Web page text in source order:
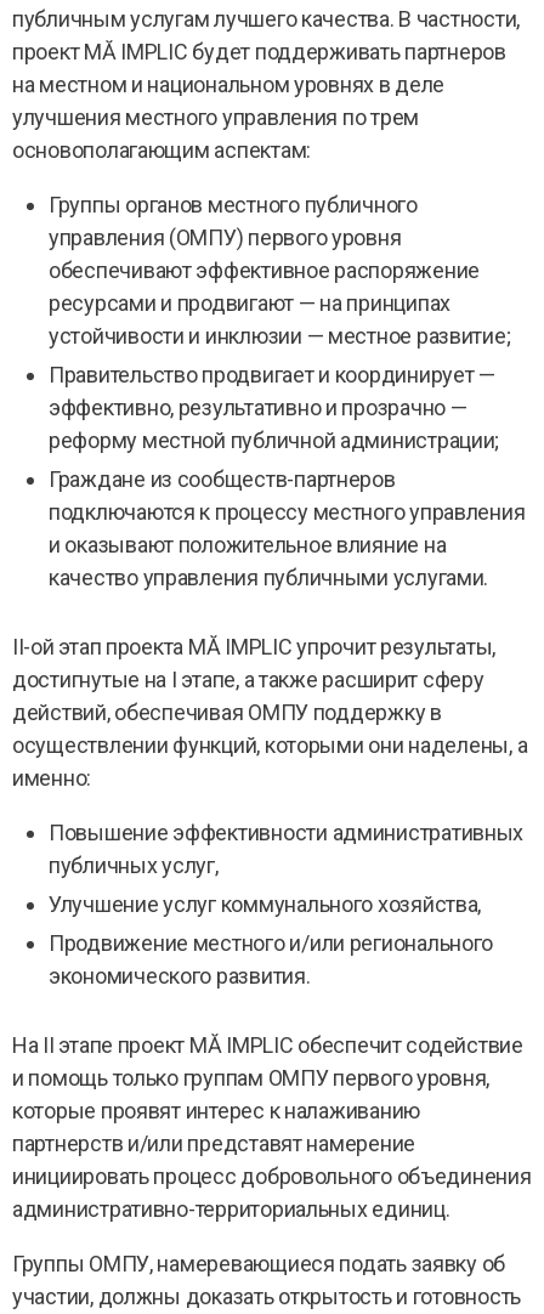
публичным услугам лучшего качества. В частности,
проект MĂ IMPLIC будет поддерживать партнеров
на местном и национальном уровнях в деле
улучшения местного управления по трем
основополагающим аспектам:
Группы органов местного публичного
управления (ОМПУ) первого уровня
обеспечивают эффективное распоряжение
ресурсами и продвигают — на принципах
устойчивости и инклюзии — местное развитие;
Правительство продвигает и координирует —
эффективно, результативно и прозрачно —
реформу местной публичной администрации;
Граждане из сообществ-партнеров
подключаются к процессу местного управления
и оказывают положительное влияние на
качество управления публичными услугами.
II-ой этап проекта MĂ IMPLIC упрочит результаты,
достигнутые на I этапе, а также расширит сферу
действий, обеспечивая ОМПУ поддержку в
осуществлении функций, которыми они наделены, а
именно:
Повышение эффективности административных
публичных услуг,
Улучшение услуг коммунального хозяйства,
Продвижение местного и/или регионального
экономического развития.
На II этапе проект MĂ IMPLIC обеспечит содействие
и помощь только группам ОМПУ первого уровня,
которые проявят интерес к налаживанию
партнерств и/или представят намерение
инициировать процесс добровольного объединения
административно-территориальных единиц.
Группы ОМПУ, намеревающиеся подать заявку об
участии, должны доказать открытость и готовность